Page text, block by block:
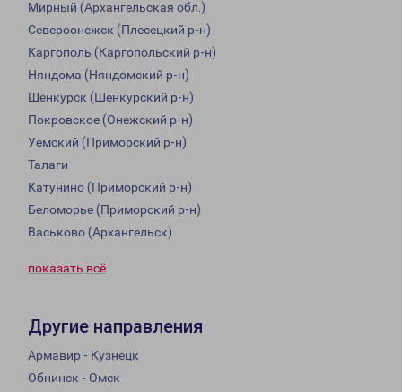
Мирный (Архангельская обл.)
Североонежск (Плесецкий р-н)
Каргополь (Каргопольский р-н)
Няндома (Няндомский р-н)
Шенкурск (Шенкурский р-н)
Покровское (Онежский р-н)
Уемский (Приморский р-н)
Талаги
Катунино (Приморский р-н)
Беломорье (Приморский р-н)
Васьково (Архангельск)
показать всё
Другие направления
Армавир - Кузнецк
Обнинск - Омск